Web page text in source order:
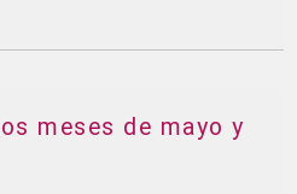
meses de mayo y